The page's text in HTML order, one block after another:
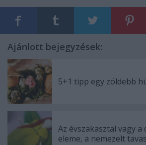
Ajánlott bejegyzések:
5+1 tipp egy zöldebb
Az évszakasztal vagy
eleme, a nemezelt